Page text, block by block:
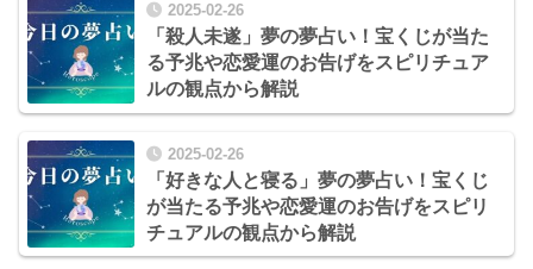
2025-02-26
「殺人未遂」夢の夢占い！宝くじが当た
る予兆や恋愛運のお告げをスピリチュア
ルの観点から解説
2025-02-26
「好きな人と寝る」夢の夢占い！宝くじ
が当たる予兆や恋愛運のお告げをスピリ
チュアルの観点から解説